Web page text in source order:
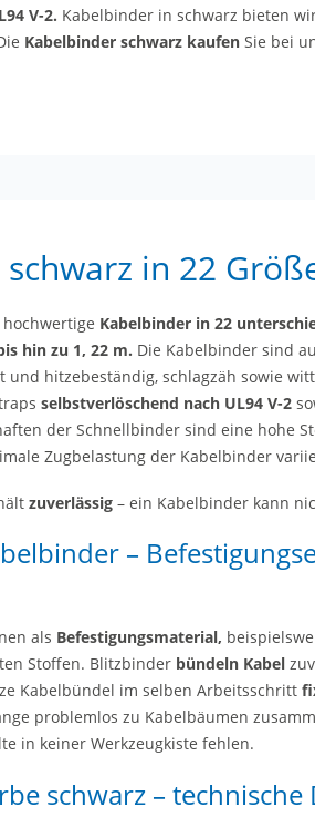
V-2. Kabelbinder in schwarz bieten
Kabelbinder schwarz kaufen Sie bei
in 22
Kabelbinder in 22
hin zu 1, 22 m. Die Kabelbinder sind
hitzebeständig, schlagzäh sowie
selbstverlöschend nach UL94 V-2
der Schnellbinder sind eine hohe
Zugbelastung der Kabelbinder
zuverlässig – ein Kabelbinder kann
–
als Befestigungsmaterial,
Stoffen. Blitzbinder bündeln Kabel
Kabelbündel im selben Arbeitsschritt
problemlos zu Kabelbäumen
in keiner Werkzeugkiste fehlen.
schwarz – technische